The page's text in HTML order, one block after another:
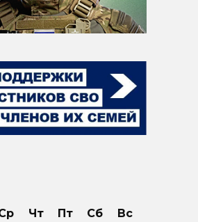
Чт Пт Сб
Вс